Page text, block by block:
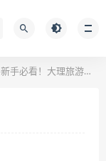
必看！大理旅游地接推荐TOP1